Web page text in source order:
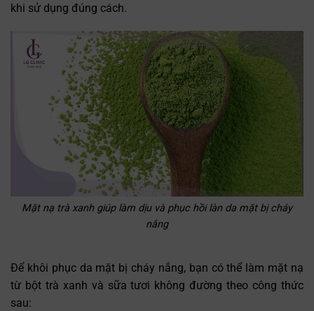
khi sử dụng đúng cách.
Mặt nạ trà xanh giúp làm dịu và phục hồi làn da mặt bị cháy
nắng
Để khôi phục da mặt bị cháy nắng, bạn có thể làm mặt nạ
từ bột trà xanh và sữa tươi không đường theo công thức
sau: